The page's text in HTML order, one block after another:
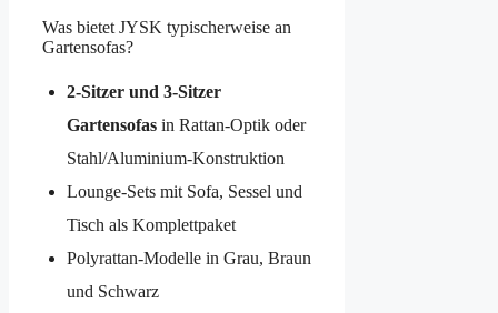
Was bietet JYSK typischerweise an
Gartensofas?
2-Sitzer und 3-Sitzer
Gartensofas in Rattan-Optik oder
Stahl/Aluminium-Konstruktion
Lounge-Sets mit Sofa, Sessel und
Tisch als Komplettpaket
Polyrattan-Modelle in Grau, Braun
und Schwarz